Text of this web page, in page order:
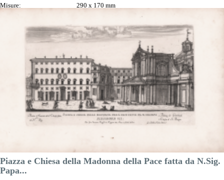
Misure:
290 x 170 mm
Luogo di Stampa:
Roma
Anteprima
DESCRIZIONE
Piazza e Chiesa della Madonna della Pace fatta da N.Sig.
Papa...